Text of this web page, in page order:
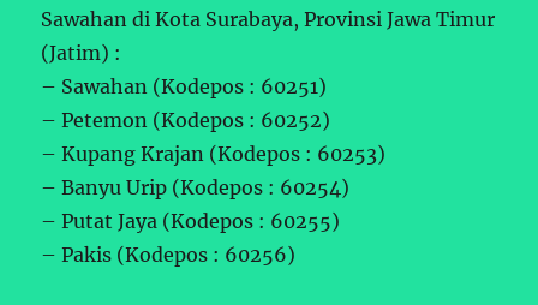
Sawahan di Kota Surabaya, Provinsi Jawa Timur
(Jatim) :
– Sawahan (Kodepos : 60251)
– Petemon (Kodepos : 60252)
– Kupang Krajan (Kodepos : 60253)
– Banyu Urip (Kodepos : 60254)
– Putat Jaya (Kodepos : 60255)
– Pakis (Kodepos : 60256)